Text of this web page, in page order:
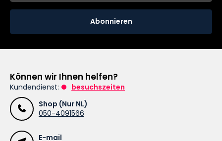
Abonnieren
Können wir Ihnen helfen?
Kundendienst:
besuchszeiten
Shop (Nur NL)
050-4091566
E-mail